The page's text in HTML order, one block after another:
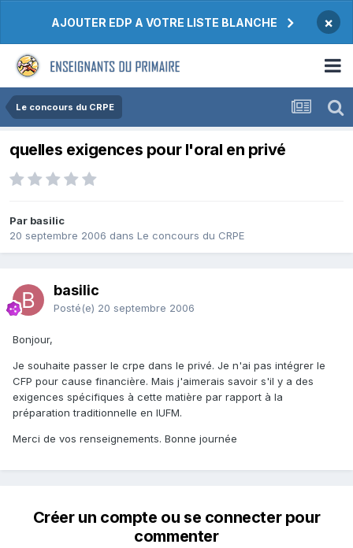
AJOUTER EDP A VOTRE LISTE BLANCHE ×
Le concours du CRPE
quelles exigences pour l'oral en privé
Par basilic
20 septembre 2006 dans Le concours du CRPE
basilic
Posté(e) 20 septembre 2006
Bonjour,
Je souhaite passer le crpe dans le privé. Je n'ai pas intégrer le
CFP pour cause financière. Mais j'aimerais savoir s'il y a des
exigences spécifiques à cette matière par rapport à la
préparation traditionnelle en IUFM.
Merci de vos renseignements. Bonne journée
Créer un compte ou se connecter pour
commenter